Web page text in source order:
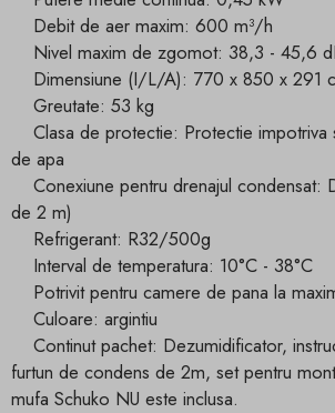
Debit de aer maxim: 600 m³/h
Nivel maxim de zgomot: 38,3 - 45,6
Dimensiune (I/L/A): 770 x 850 x 291
Greutate: 53 kg
Clasa de protectie: Protectie impotriva
de apa
Conexiune pentru drenajul condensat:
de 2 m)
Refrigerant: R32/500g
Interval de temperatura: 10°C - 38°C
Potrivit pentru camere de pana la
Culoare: argintiu
Continut pachet: Dezumidificator,
furtun de condens de 2m, set pentru
mufa Schuko NU este inclusa.